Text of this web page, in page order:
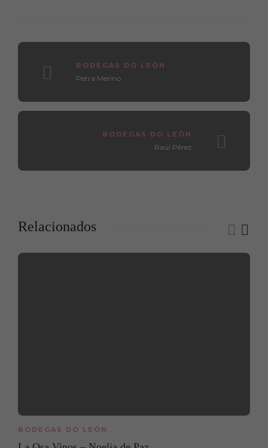
BODEGAS DO LEÓN
Petra Merino
BODEGAS DO LEÓN
Raúl Pérez
Relacionados
BODEGAS DO LEÓN